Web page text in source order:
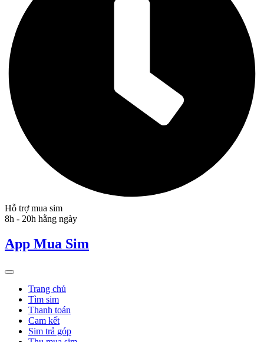
Hỗ trợ mua sim
8h - 20h hằng ngày
App Mua Sim
Trang chủ
Tìm sim
Thanh toán
Cam kết
Sim trả góp